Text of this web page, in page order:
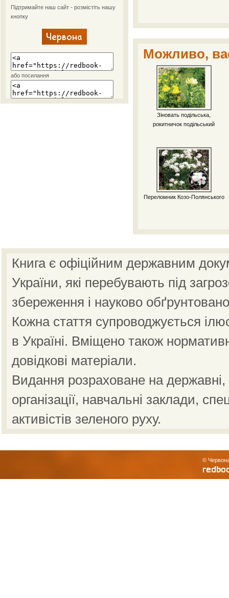
Підтримайте наш сайт - розмістіть нашу
кнопку
або посилання
Можливо,
Зіновать подільська,
рокитничок подільський
Переломник Козо-Полянського
Книга є офіційним державним
України, які перебувають під
збереження і науково
Кожна стаття супроводжується
в Україні. Вміщено також
довідкові матеріали.
Видання розраховане на державні,
організації, навчальні заклади,
активістів зеленого руху.
©